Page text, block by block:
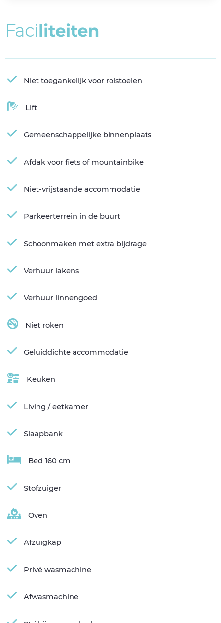
Faciliteiten
Niet toegankelijk voor rolstoelen
Lift
Gemeenschappelijke binnenplaats
Afdak voor fiets of mountainbike
Niet-vrijstaande accommodatie
Parkeerterrein in de buurt
Schoonmaken met extra bijdrage
Verhuur lakens
Verhuur linnengoed
Niet roken
Geluiddichte accommodatie
Keuken
Living / eetkamer
Slaapbank
Bed 160 cm
Stofzuiger
Oven
Afzuigkap
Privé wasmachine
Afwasmachine